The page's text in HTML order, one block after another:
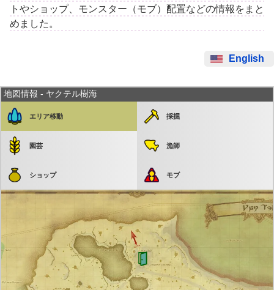
トやショップ、モンスター（モブ）配置などの情報をまと
めました。
English
地図情報 - ヤクテル樹海
エリア移動 採掘
園芸 漁師
ショップ モブ